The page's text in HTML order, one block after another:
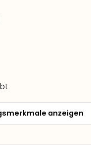
anzeigen